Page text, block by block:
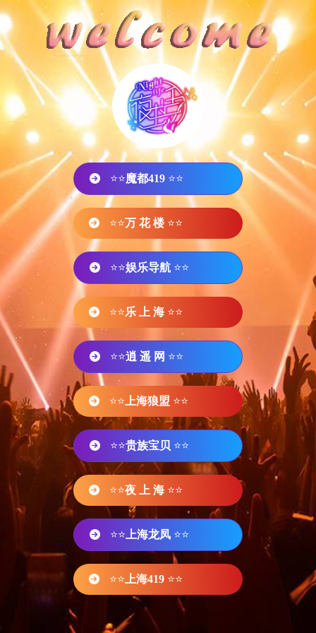
⭐⭐魔都419 ⭐⭐
⭐⭐万 花 楼 ⭐⭐
⭐⭐娱乐导航 ⭐⭐
⭐⭐乐 上 海 ⭐⭐
⭐⭐逍 遥 网 ⭐⭐
⭐⭐ 上海狼盟 ⭐⭐
⭐⭐贵族宝贝 ⭐⭐
⭐⭐夜 上 海 ⭐⭐
⭐⭐ 上海龙凤 ⭐⭐
⭐⭐ 上海419 ⭐⭐